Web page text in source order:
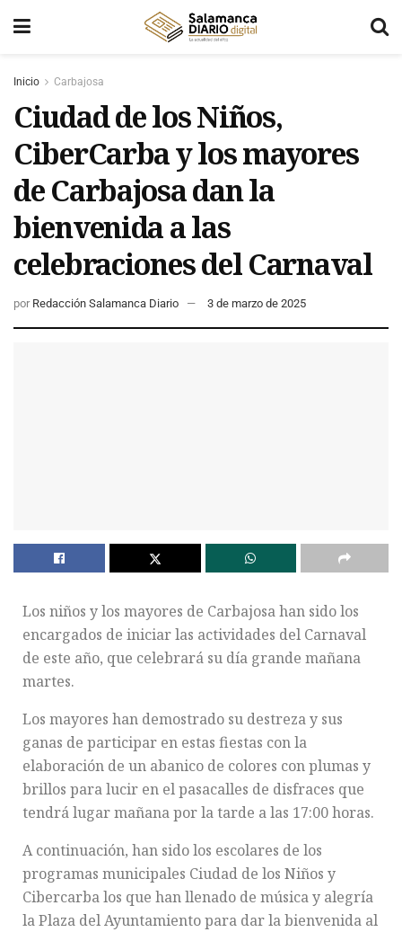
Inicio Carbajosa
Ciudad de los Niños,
CiberCarba y los mayores
de Carbajosa dan la
bienvenida a las
celebraciones del Carnaval
por Redacción Salamanca Diario 3 de marzo de 2025
Los niños y los mayores de Carbajosa han sido los
encargados de iniciar las actividades del Carnaval
de este año, que celebrará su día grande mañana
martes.
Los mayores han demostrado su destreza y sus
ganas de participar en estas fiestas con la
elaboración de un abanico de colores con plumas y
brillos para lucir en el pasacalles de disfraces que
tendrá lugar mañana por la tarde a las 17:00 horas.
A continuación, han sido los escolares de los
programas municipales Ciudad de los Niños y
Cibercarba los que han llenado de música y alegría
la Plaza del Ayuntamiento para dar la bienvenida al